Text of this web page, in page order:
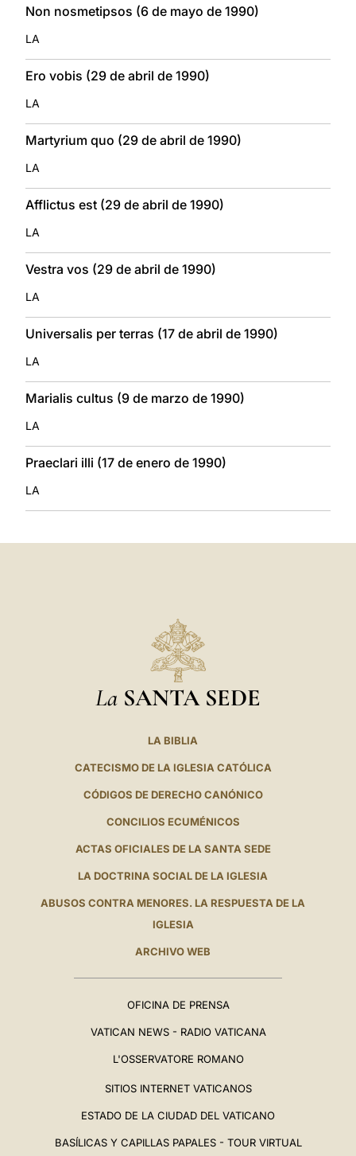
Non nosmetipsos (6 de mayo de 1990)
LA
Ero vobis (29 de abril de 1990)
LA
Martyrium quo (29 de abril de 1990)
LA
Afflictus est (29 de abril de 1990)
LA
Vestra vos (29 de abril de 1990)
LA
Universalis per terras (17 de abril de 1990)
LA
Marialis cultus (9 de marzo de 1990)
LA
Praeclari illi (17 de enero de 1990)
LA
La SANTA SEDE
LA BIBLIA
CATECISMO DE LA IGLESIA CATÓLICA
CÓDIGOS DE DERECHO CANÓNICO
CONCILIOS ECUMÉNICOS
ACTAS OFICIALES DE LA SANTA SEDE
LA DOCTRINA SOCIAL DE LA IGLESIA
ABUSOS CONTRA MENORES. LA RESPUESTA DE LA
IGLESIA
ARCHIVO WEB
OFICINA DE PRENSA
VATICAN NEWS - RADIO VATICANA
L'OSSERVATORE ROMANO
SITIOS INTERNET VATICANOS
ESTADO DE LA CIUDAD DEL VATICANO
BASÍLICAS Y CAPILLAS PAPALES - TOUR VIRTUAL